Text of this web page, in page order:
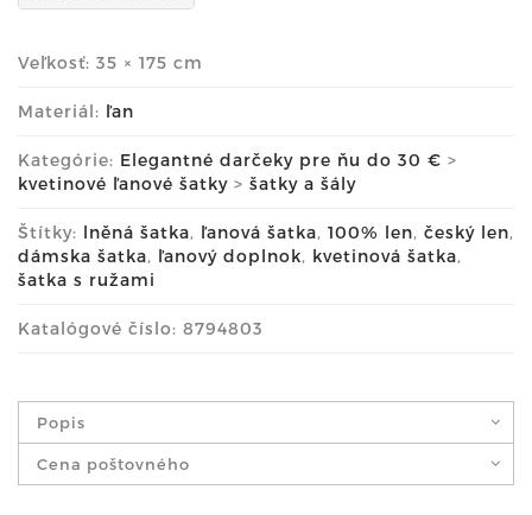
Veľkosť: 35 × 175 cm
Materiál: ľan
Kategórie: Elegantné darčeky pre ňu do 30 € >
kvetinové ľanové šatky > šatky a šály
Štítky: lněná šatka, ľanová šatka, 100% len, český len,
dámska šatka, ľanový doplnok, kvetinová šatka,
šatka s ružami
Katalógové číslo: 8794803
Popis
Cena poštovného